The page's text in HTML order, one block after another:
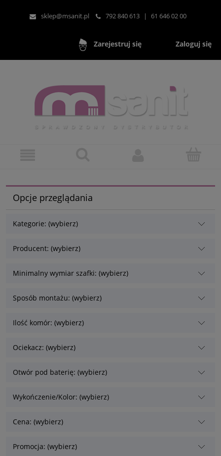
sklep@msanit.pl 792 840 613 | 61 646 02 00
Zarejestruj się Zaloguj się
Opcje przeglądania
Kategorie: (wybierz)
Producent: (wybierz)
Minimalny wymiar szafki: (wybierz)
Sposób montażu: (wybierz)
Ilość komór: (wybierz)
Ociekacz: (wybierz)
Otwór pod baterię: (wybierz)
Wykończenie/Kolor: (wybierz)
Cena: (wybierz)
Promocja: (wybierz)